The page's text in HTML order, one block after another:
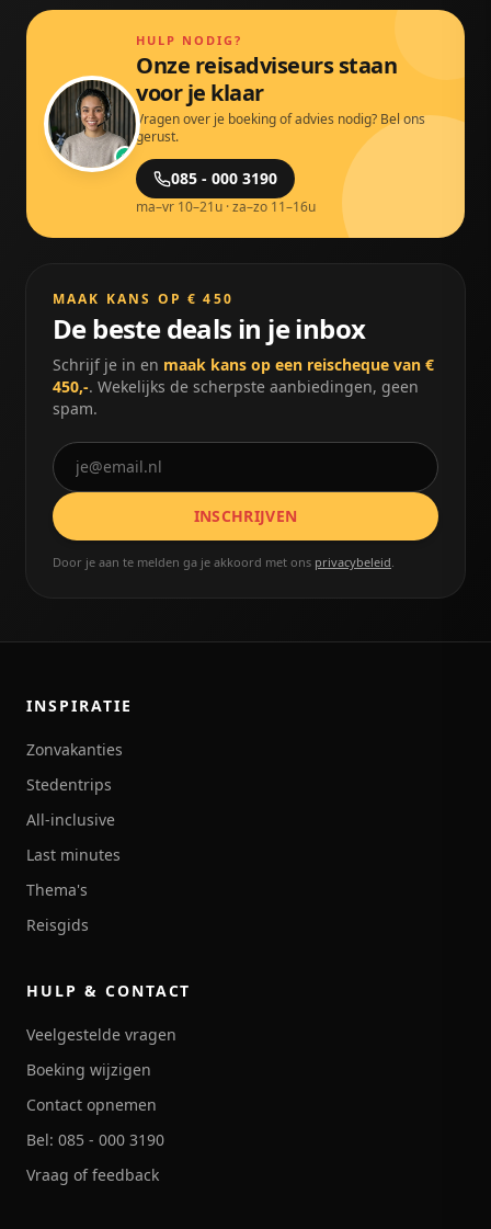
HULP NODIG?
Onze reisadviseurs staan
voor je klaar
Vragen over je boeking of advies nodig? Bel ons
gerust.
085 - 000 3190
ma–vr 10–21u · za–zo 11–16u
MAAK KANS OP € 450
De beste deals in je inbox
Schrijf je in en maak kans op een reischeque van €
450,-. Wekelijks de scherpste aanbiedingen, geen
spam.
INSCHRIJVEN
Door je aan te melden ga je akkoord met ons privacybeleid.
INSPIRATIE
Zonvakanties
Stedentrips
All-inclusive
Last minutes
Thema's
Reisgids
HULP & CONTACT
Veelgestelde vragen
Boeking wijzigen
Contact opnemen
Bel: 085 - 000 3190
Vraag of feedback